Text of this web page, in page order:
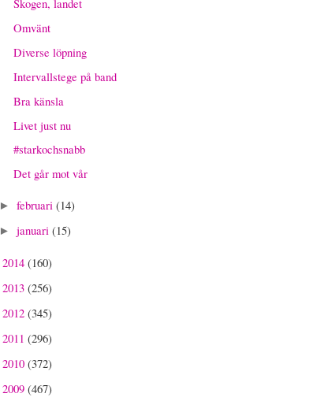
Omvänt
Diverse löpning
Intervallstege på band
Bra känsla
Livet just nu
#starkochsnabb
Det går mot vår
► februari (14)
► januari (15)
2014 (160)
2013 (256)
2012 (345)
2011 (296)
2010 (372)
2009 (467)